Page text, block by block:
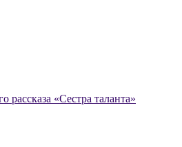
рассказа «Сестра таланта»